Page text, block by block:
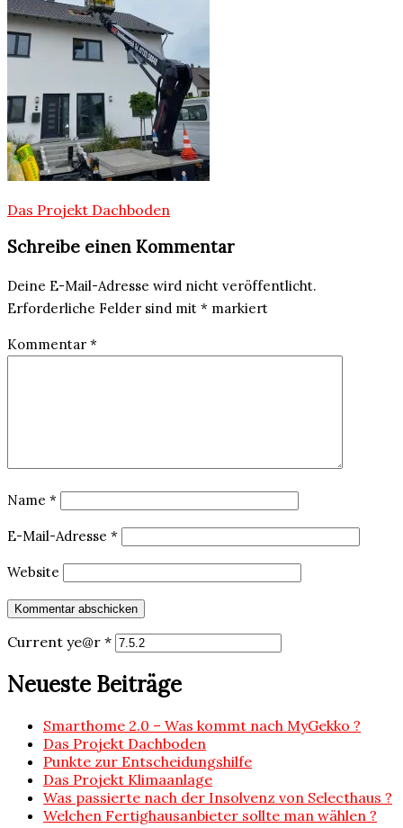
Beitragsnavigation
Das Projekt Dachboden
Schreibe einen Kommentar
Deine E-Mail-Adresse wird nicht veröffentlicht.
Erforderliche Felder sind mit * markiert
Kommentar *
Name *
E-Mail-Adresse *
Website
Current ye@r *
Neueste Beiträge
Smarthome 2.0 – Was kommt nach MyGekko ?
Das Projekt Dachboden
Punkte zur Entscheidungshilfe
Das Projekt Klimaanlage
Was passierte nach der Insolvenz von Selecthaus ?
Welchen Fertighausanbieter sollte man wählen ?